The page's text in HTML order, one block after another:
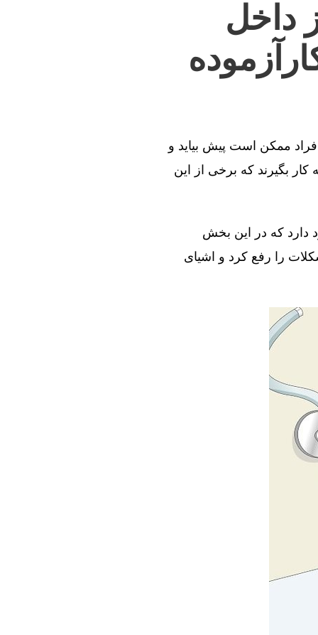
داخل
ممکن است پیش بیاید و
بگیرند که برخی از این
دارد که در این بخش
را رفع کرد و اشیای